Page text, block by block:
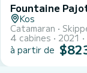
Kos
Catamaran
4 cabines
2021
à partir de